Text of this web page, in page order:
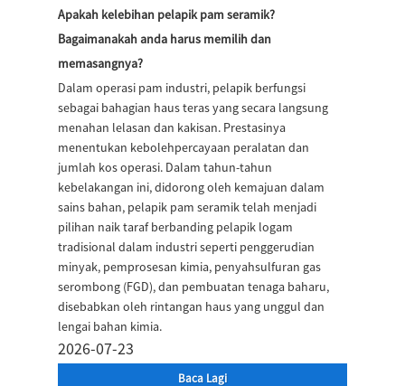
Apakah kelebihan pelapik pam seramik?
Bagaimanakah anda harus memilih dan
memasangnya?
Dalam operasi pam industri, pelapik berfungsi
sebagai bahagian haus teras yang secara langsung
menahan lelasan dan kakisan. Prestasinya
menentukan kebolehpercayaan peralatan dan
jumlah kos operasi. Dalam tahun-tahun
kebelakangan ini, didorong oleh kemajuan dalam
sains bahan, pelapik pam seramik telah menjadi
pilihan naik taraf berbanding pelapik logam
tradisional dalam industri seperti penggerudian
minyak, pemprosesan kimia, penyahsulfuran gas
serombong (FGD), dan pembuatan tenaga baharu,
disebabkan oleh rintangan haus yang unggul dan
lengai bahan kimia.
2026-07-23
Baca Lagi